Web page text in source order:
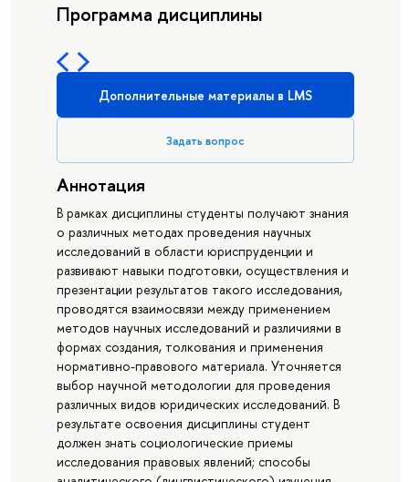
Программа дисциплины
Дополнительные материалы в LMS
Задать вопрос
Аннотация
В рамках дисциплины студенты получают знания
о различных методах проведения научных
исследований в области юриспруденции и
развивают навыки подготовки, осуществления и
презентации результатов такого исследования,
проводятся взаимосвязи между применением
методов научных исследований и различиями в
формах создания, толкования и применения
нормативно-правового материала. Уточняется
выбор научной методологии для проведения
различных видов юридических исследований. В
результате освоения дисциплины студент
должен знать социологические приемы
исследования правовых явлений; способы